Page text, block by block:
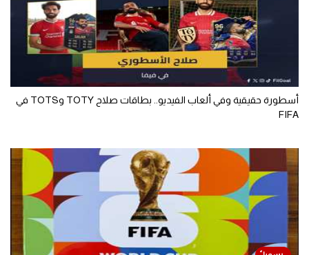
أسطورة حقيقية وفي ألعاب الفيديو.. بطاقات صلاح TOTY وTOTS في
FIFA